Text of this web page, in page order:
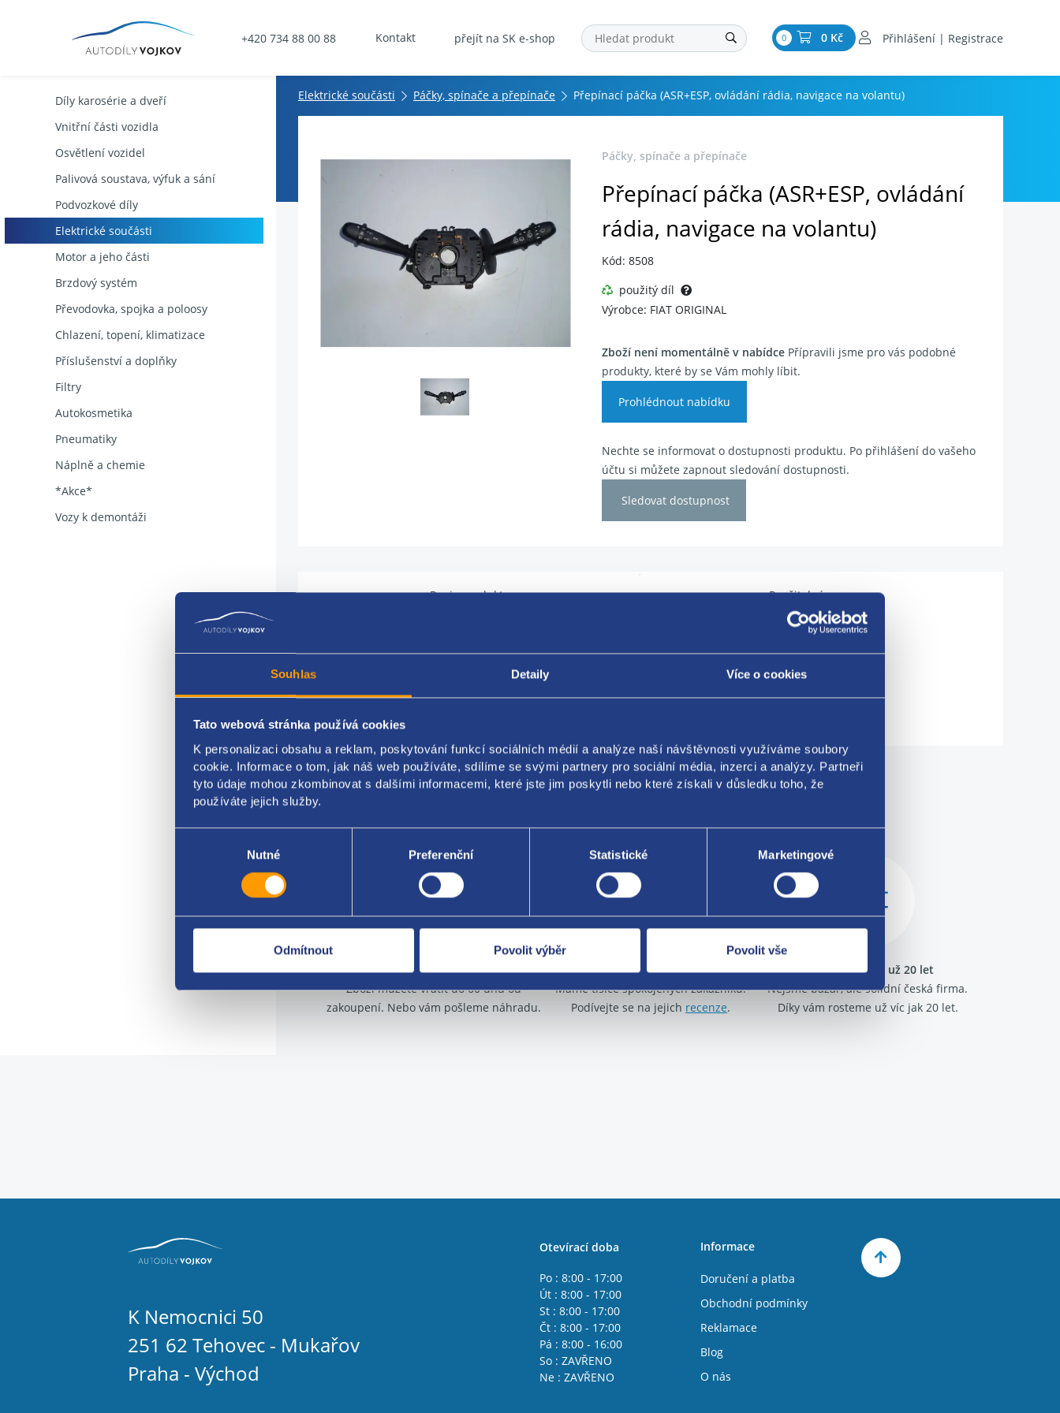
Souhlas Detaily Více o cookies
Tato webová stránka používá cookies
K personalizaci obsahu a reklam, poskytování funkcí sociálních médií a analýze naší návštěvnosti využíváme soubory
cookie. Informace o tom, jak náš web používáte, sdílíme se svými partnery pro sociální média, inzerci a analýzy. Partneři
tyto údaje mohou zkombinovat s dalšími informacemi, které jste jim poskytli nebo které získali v důsledku toho, že
používáte jejich služby.
Nutné Preferenční Statistické Marketingové
Odmítnout Povolit výběr Povolit vše
+420 734 88 00 88 Kontakt přejít na SK e-shop 0 0 Kč Přihlášení | Registrace
Díly karosérie a dveří
Vnitřní části vozidla
Osvětlení vozidel
Palivová soustava, výfuk a sání
Podvozkové díly
Elektrické součásti
Motor a jeho části
Brzdový systém
Převodovka, spojka a poloosy
Chlazení, topení, klimatizace
Příslušenství a doplňky
Filtry
Autokosmetika
Pneumatiky
Náplně a chemie
*Akce*
Vozy k demontáži
Elektrické součásti Páčky, spínače a přepínače Přepínací páčka (ASR+ESP, ovládání rádia, navigace na volantu)
Páčky, spínače a přepínače
Přepínací páčka (ASR+ESP, ovládání
rádia, navigace na volantu)
Kód: 8508
použitý díl
Výrobce: FIAT ORIGINAL
Zboží není momentálně v nabídcePřípravili jsme pro vás podobné
produkty, které by se Vám mohly líbit.
Prohlédnout nabídku
Nechte se informovat o dostupnosti produktu. Po přihlášení do vašeho
účtu si můžete zapnout sledování dostupnosti.
Sledovat dostupnost
Popis produktu Použitelné pro vozy
Fiat číslo: 735316293, 735365512
Nejste spokojeni? Vyřešíme to!
Zboží můžete vrátit do 60 dnů od
zakoupení. Nebo vám pošleme náhradu.
O své zákazníky se staráme
Máme tisíce spokojených zákazníků.
Podívejte se na jejich recenze.
Jsme tu pro vás už 20 let
Nejsme bazar, ale solidní česká firma.
Díky vám rosteme už víc jak 20 let.
K Nemocnici 50
251 62 Tehovec - Mukařov
Praha - Východ
Otevírací doba
Po : 8:00 - 17:00
Út : 8:00 - 17:00
St : 8:00 - 17:00
Čt : 8:00 - 17:00
Pá : 8:00 - 16:00
So : ZAVŘENO
Ne : ZAVŘENO
Informace
Doručení a platba
Obchodní podmínky
Reklamace
Blog
O nás